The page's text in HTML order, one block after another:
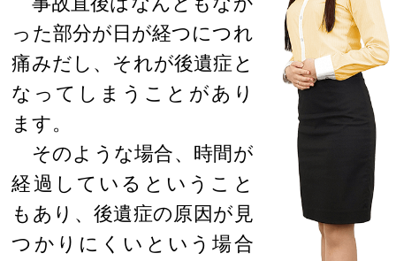
った部分が日が経つにつれ
痛みだし、それが後遺症と
なってしまうことがあり
ます。
そのような場合、時間が
経過しているということ
もあり、後遺症の原因が見
つかりにくいという場合